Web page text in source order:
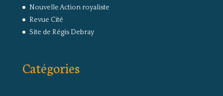
Nouvelle Action royaliste
Revue Cité
Site de Régis Debray
Catégories